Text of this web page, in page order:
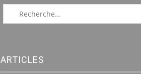
ARTICLES